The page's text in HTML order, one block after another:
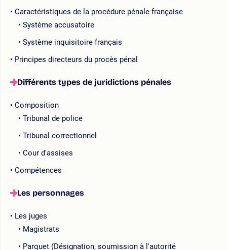
Caractéristiques de la procédure pénale française
Système accusatoire
Système inquisitoire français
Principes directeurs du procès pénal
Différents types de juridictions pénales
Composition
Tribunal de police
Tribunal correctionnel
Cour d'assises
Compétences
Les personnages
Les juges
Magistrats
Parquet (Désignation, soumission à l'autorité